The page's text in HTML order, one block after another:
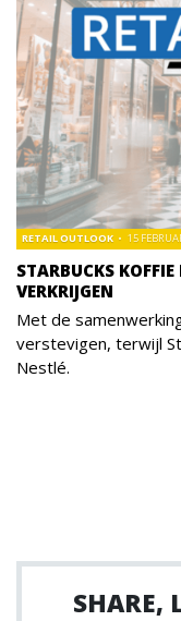
STARBUCKS
VERKRIJGEN
RETAIL OUTLOOK 15
Met de
verstevigen, terwijl
Nestlé.
SHARE,